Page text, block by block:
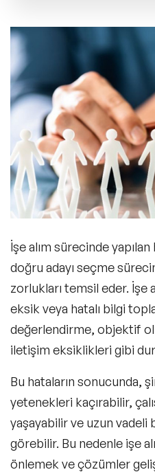
Trend Konular
🔥 Global Konuşmacılar
🔥 Motivasyon
🔥 Liderlik
🔥 Ekonomi
🔥 Yapay Zeka
İnsan Kaynakları
Nelerdir?
İşe Alım Sürecinde
Değerlendirme
İşe alım sürecinde
doğru adayı seçme
zorlukları temsil eder. İşe
eksik veya hatalı bilgi
değerlendirme, objektif
iletişim eksiklikleri gibi
Bu hataların sonucunda,
yetenekleri kaçırabilir,
yaşayabilir ve uzun vadeli
görebilir. Bu nedenle işe
önlemek ve çözümler